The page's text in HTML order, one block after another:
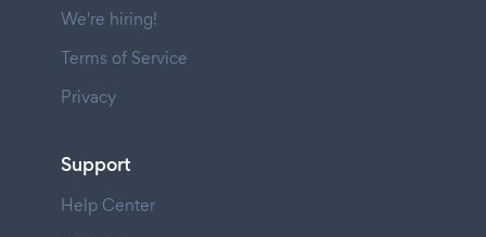
We're hiring!
Terms of Service
Privacy
Support
Help Center